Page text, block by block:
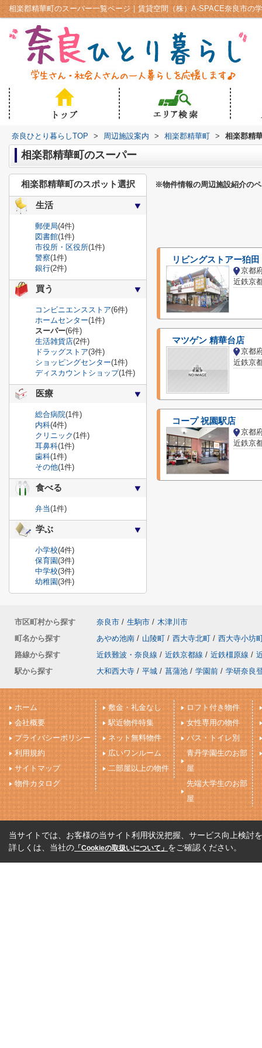
相楽郡精華町のスーパー一覧ページ｜賃貸空間（株）A-SPACE奈良市の
奈良ひとり暮らしTOP > 周辺施設案内 > 相楽郡精華町 > 相楽郡精
相楽郡精華町のスーパー
※物件情報の周辺施設紹介の
リビングストアー狛田
京都
近鉄京
マツゲン 精華台店
近鉄京
コープ 祝園駅店
近鉄京
相楽郡精華町のスポット選択
生活
郵便局(4件)
図書館(1件)
市役所・区役所(1件)
警察(1件)
銀行(2件)
買う
コンビニエンスストア(6件)
ホームセンター(1件)
スーパー(6件)
生活雑貨店(2件)
ドラッグストア(3件)
ショッピングセンター(1件)
ディスカウントショップ(1件)
医療
総合病院(1件)
内科(4件)
クリニック(1件)
耳鼻科(1件)
歯科(1件)
その他(1件)
食べる
弁当(1件)
学ぶ
小学校(4件)
保育園(3件)
中学校(3件)
幼稚園(3件)
市区町村から探す 奈良市 / 生駒市 / 木津川市
町名から探す
あやめ池南 / 山陵町 / 西大寺北町 / 西大寺小坊
路線から探す
近鉄難波・奈良線 / 近鉄京都線 / 近鉄橿原線 /
駅から探す
大和西大寺 / 平城 / 菖蒲池 / 学園前 / 学研奈良
ホーム
会社概要
プライバシーポリシー
利用規約
サイトマップ
物件カタログ
敷金・礼金なし
駅近物件特集
ネット無料物件
広いワンルーム
二部屋以上の物件
ロフト付き物件
女性専用の物件
バス・トイレ別
青丹学園生のお部
屋
先端大学生のお部
屋
当サイトでは、お客様の当サイト利用状況把握、サービス向上検討
詳しくは、当社の 「Cookieの取扱いについて」 をご確認ください。